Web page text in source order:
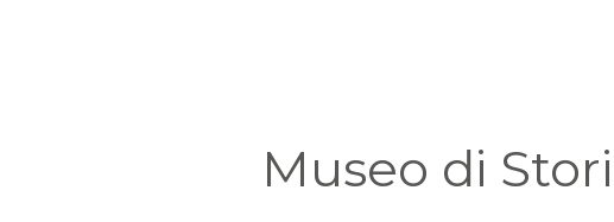
Museo di